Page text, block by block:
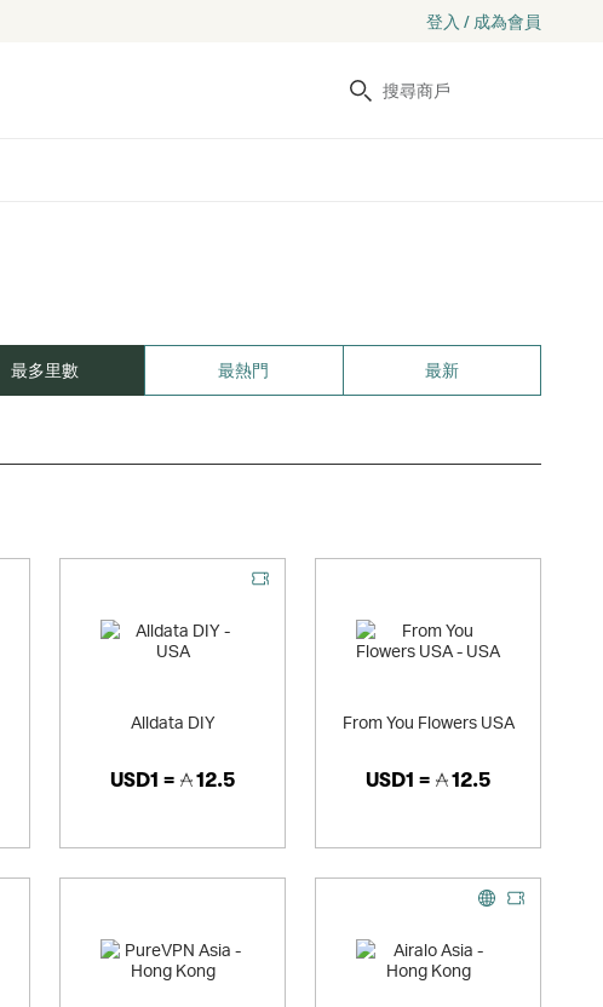
登入 / 成為會員
搜尋
最多里數 最熱門 最新
Alldata DIY
USD1 = 12.5
From You Flowers USA
USD1 = 12.5